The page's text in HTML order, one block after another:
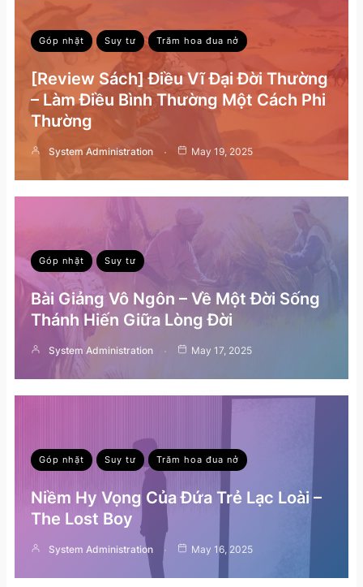
Góp nhặt Suy tư Trăm hoa đua nở
[Review Sách] Điều Vĩ Đại Đời Thường
– Làm Điều Bình Thường Một Cách Phi
Thường
System Administration May 19, 2025
Góp nhặt Suy tư
Bài Giảng Vô Ngôn – Về Một Đời Sống
Thánh Hiến Giữa Lòng Đời
System Administration May 17, 2025
Góp nhặt Suy tư Trăm hoa đua nở
Niềm Hy Vọng Của Đứa Trẻ Lạc Loài –
The Lost Boy
System Administration May 16, 2025